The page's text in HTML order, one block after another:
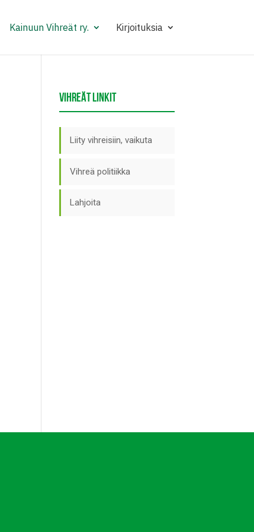
Kainuun Vihreät ry. Kirjoituksia
VIHREÄT LINKIT
Liity vihreisiin, vaikuta
Vihreä politiikka
Lahjoita